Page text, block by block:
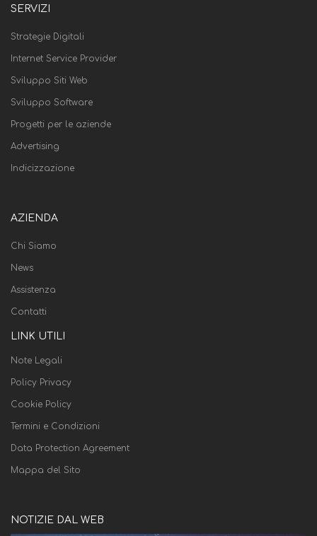
SERVIZI
Strategie Digitali
Internet Service Provider
Sviluppo Siti Web
Sviluppo Software
Progetti per le aziende
Advertising
Indicizzazione
AZIENDA
Chi Siamo
News
Assistenza
Contatti
LINK UTILI
Note Legali
Policy Privacy
Cookie Policy
Termini e Condizioni
Data Protection Agreement
Mappa del Sito
NOTIZIE DAL WEB